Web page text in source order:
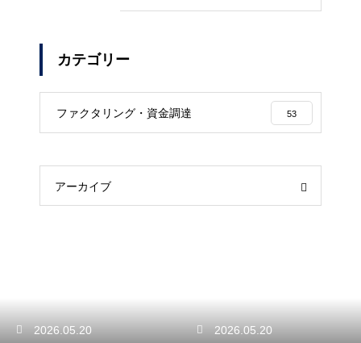
カテゴリー
ファクタリング・資金調達 53
アーカイブ
2026.05.20 2026.05.20